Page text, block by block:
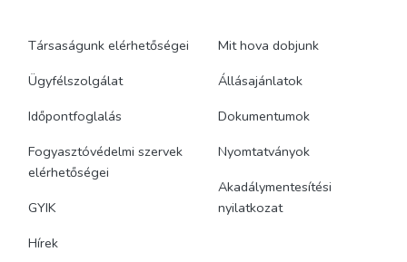
Társaságunk elérhetőségei
Ügyfélszolgálat
Időpontfoglalás
Fogyasztóvédelmi szervek
elérhetőségei
GYIK
Hírek
Mit hova dobjunk
Állásajánlatok
Dokumentumok
Nyomtatványok
Akadálymentesítési
nyilatkozat